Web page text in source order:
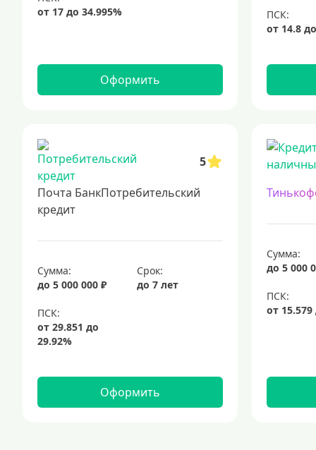
Оформить
5
Почта БанкПотребительский
кредит
Сумма:
до 5 000 000 ₽
Срок:
до 7 лет
Оформить
Сумма:
до 5 000